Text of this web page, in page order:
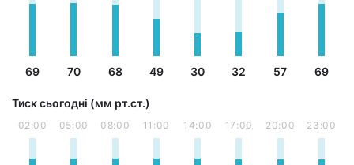
69 70 68 49 30 32 57 69
Тиск сьогодні (мм рт.ст.)
02:00 05:00 08:00 11:00 14:00 17:00 20:00 23:00